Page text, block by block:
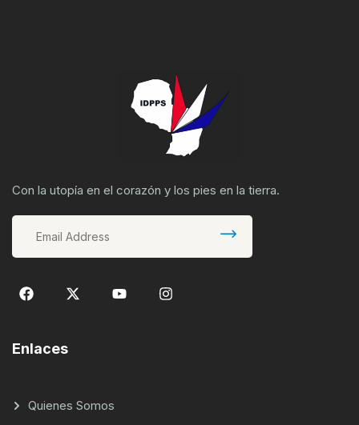
Con la utopía en el corazón y los pies en la tierra.
Enlaces
Quienes Somos